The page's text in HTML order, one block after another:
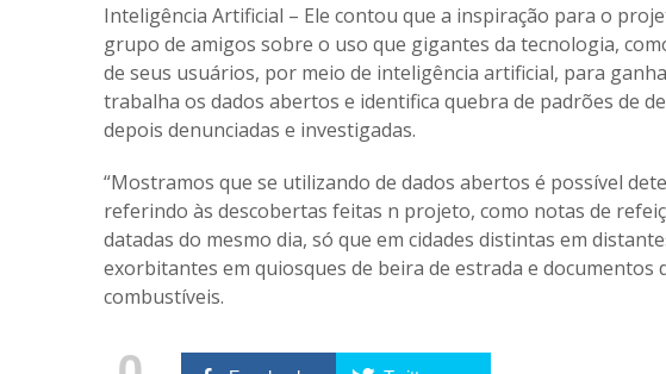
Inteligência Artificial – Ele contou que a inspiração para o
grupo de amigos sobre o uso que gigantes da tecnologia,
de seus usuários, por meio de inteligência artificial, para
trabalha os dados abertos e identifica quebra de padrões de
depois denunciadas e investigadas.
“Mostramos que se utilizando de dados abertos é possível
referindo às descobertas feitas n projeto, como notas de
datadas do mesmo dia, só que em cidades distintas em
exorbitantes em quiosques de beira de estrada e documentos
combustíveis.